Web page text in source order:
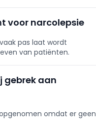
voor narcolepsie
pas laat wordt
van patiënten.
gebrek aan
omdat er geen